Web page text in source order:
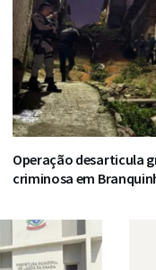
Operação desarticula
criminosa em